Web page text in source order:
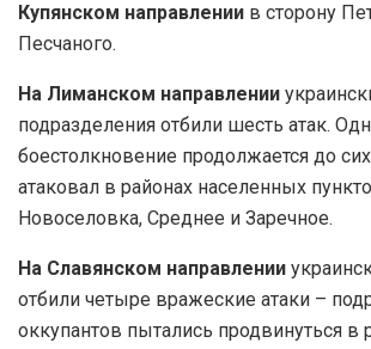
Купянском направлении в сторону
Песчаного.
На Лиманском направлении
подразделения отбили шесть атак.
боестолкновение продолжается до
атаковал в районах населенных
Новоселовка, Среднее и Заречное.
На Славянском направлении
отбили четыре вражеские атаки –
оккупантов пытались продвинуться в